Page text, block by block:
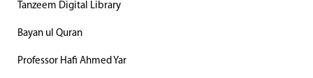
Tanzeem Digital Library
Bayan ul Quran
Professor Hafi Ahmed Yar